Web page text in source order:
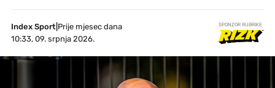
Index Sport
Prije mjesec dana
10:33, 09. srpnja 2026.
SPONZOR RUBRIKE